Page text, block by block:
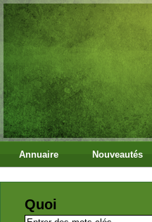
Annuaire Nouveautés
Quoi